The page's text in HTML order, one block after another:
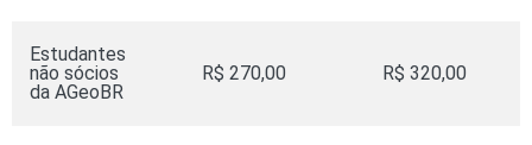
Estudantes
não sócios
da AGeoBR
R$ 270,00 R$ 320,00